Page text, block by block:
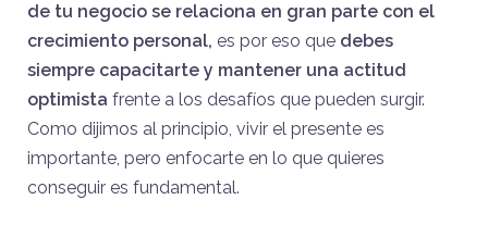
de tu negocio se relaciona en gran parte con el
crecimiento personal, es por eso que debes
siempre capacitarte y mantener una actitud
optimista frente a los desafíos que pueden surgir.
Como dijimos al principio, vivir el presente es
importante, pero enfocarte en lo que quieres
conseguir es fundamental.